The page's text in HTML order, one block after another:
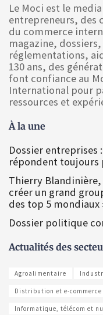
Le Moci est le
entrepreneurs, des
du commerce
magazine,
réglementations,
130 ans, des
font confiance au
International pour
ressources et
À la une
Dossier entreprises
répondent toujours
Thierry Blandinière,
créer un grand
des top 5 mondiaux
Dossier politique
Actualités des
Agroalimentaire
Distribution et e-commerce
Informatique, télécom et